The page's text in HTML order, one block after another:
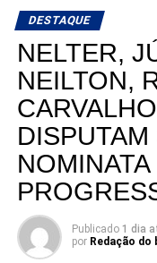
DESTAQUE
NELTER,
NEILTON,
Publicado 1 dia
por Redação do